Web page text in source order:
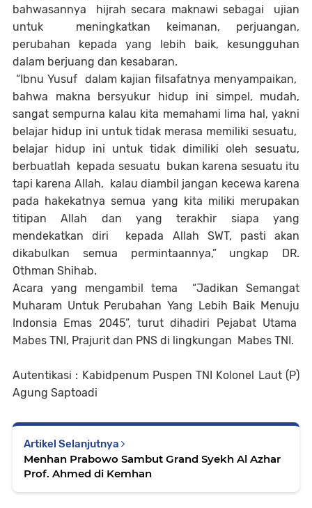
bahwasannya hijrah secara maknawi sebagai ujian
untuk meningkatkan keimanan, perjuangan,
perubahan kepada yang lebih baik, kesungguhan
dalam berjuang dan kesabaran.
“Ibnu Yusuf dalam kajian filsafatnya menyampaikan,
bahwa makna bersyukur hidup ini simpel, mudah,
sangat sempurna kalau kita memahami lima hal, yakni
belajar hidup ini untuk tidak merasa memiliki sesuatu,
belajar hidup ini untuk tidak dimiliki oleh sesuatu,
berbuatlah kepada sesuatu bukan karena sesuatu itu
tapi karena Allah, kalau diambil jangan kecewa karena
pada hakekatnya semua yang kita miliki merupakan
titipan Allah dan yang terakhir siapa yang
mendekatkan diri kepada Allah SWT, pasti akan
dikabulkan semua permintaannya,” ungkap DR.
Othman Shihab.
Acara yang mengambil tema “Jadikan Semangat
Muharam Untuk Perubahan Yang Lebih Baik Menuju
Indonsia Emas 2045”, turut dihadiri Pejabat Utama
Mabes TNI, Prajurit dan PNS di lingkungan Mabes TNI.
Autentikasi : Kabidpenum Puspen TNI Kolonel Laut (P)
Agung Saptoadi
Artikel Selanjutnya
Menhan Prabowo Sambut Grand Syekh Al Azhar
Prof. Ahmed di Kemhan